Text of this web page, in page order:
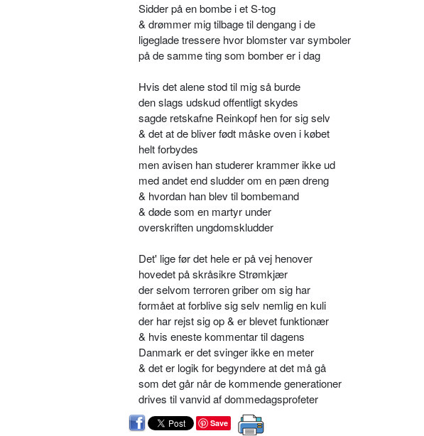
Sidder på en bombe i et S-tog
& drømmer mig tilbage til dengang i de
ligeglade tressere hvor blomster var symboler
på de samme ting som bomber er i dag
Hvis det alene stod til mig så burde
den slags udskud offentligt skydes
sagde retskafne Reinkopf hen for sig selv
& det at de bliver født måske oven i købet
helt forbydes
men avisen han studerer krammer ikke ud
med andet end sludder om en pæn dreng
& hvordan han blev til bombemand
& døde som en martyr under
overskriften ungdomskludder
Det' lige før det hele er på vej henover
hovedet på skråsikre Strømkjær
der selvom terroren griber om sig har
formået at forblive sig selv nemlig en kuli
der har rejst sig op & er blevet funktionær
& hvis eneste kommentar til dagens
Danmark er det svinger ikke en meter
& det er logik for begyndere at det må gå
som det går når de kommende generationer
drives til vanvid af dommedagsprofeter
Save